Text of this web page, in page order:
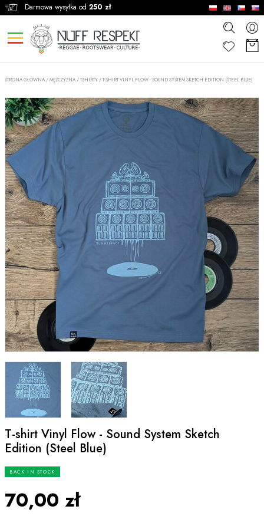
Darmowa wysyłka od 250 zł
STRONA GŁÓWNA /MĘŻCZYZNA /TSHIRTY /T-SHIRT VINYL FLOW - SOUND SYSTEM SKETCH EDITION (STEEL BLUE)
T-shirt Vinyl Flow - Sound System Sketch
Edition (Steel Blue)
BACK IN STOCK
70,00 zł